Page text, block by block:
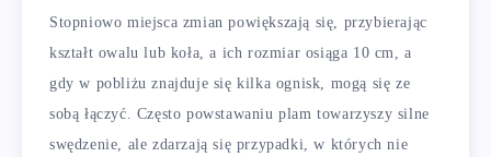
Stopniowo miejsca zmian powiększają się, przybierając
kształt owalu lub koła, a ich rozmiar osiąga 10 cm, a
gdy w pobliżu znajduje się kilka ognisk, mogą się ze
sobą łączyć. Często powstawaniu plam towarzyszy silne
swędzenie, ale zdarzają się przypadki, w których nie